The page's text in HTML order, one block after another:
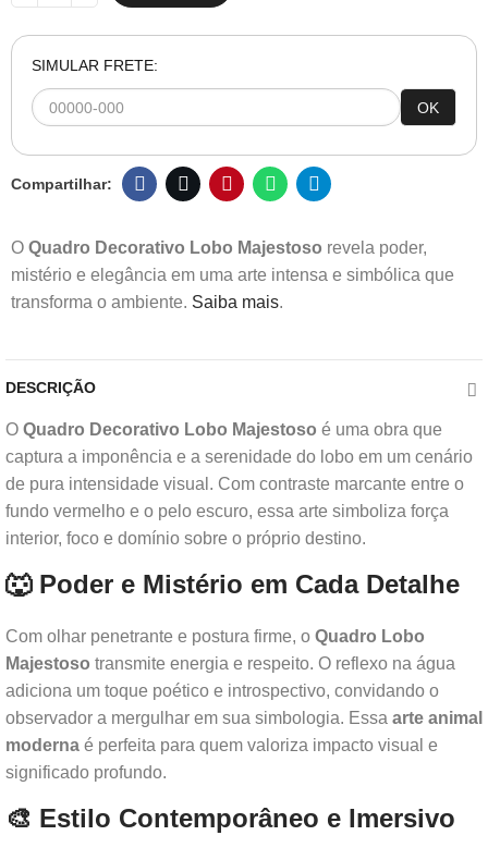
SIMULAR FRETE:
OK
O Quadro Decorativo Lobo Majestoso revela poder,
mistério e elegância em uma arte intensa e simbólica que
transforma o ambiente. Saiba mais.
DESCRIÇÃO
O Quadro Decorativo Lobo Majestoso é uma obra que
captura a imponência e a serenidade do lobo em um cenário
de pura intensidade visual. Com contraste marcante entre o
fundo vermelho e o pelo escuro, essa arte simboliza força
interior, foco e domínio sobre o próprio destino.
🐺 Poder e Mistério em Cada Detalhe
Com olhar penetrante e postura firme, o Quadro Lobo
Majestoso transmite energia e respeito. O reflexo na água
adiciona um toque poético e introspectivo, convidando o
observador a mergulhar em sua simbologia. Essa arte animal
moderna é perfeita para quem valoriza impacto visual e
significado profundo.
🎨 Estilo Contemporâneo e Imersivo